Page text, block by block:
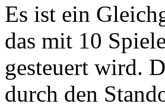
Es ist ein
das mit 10
gesteuert wird.
durch den